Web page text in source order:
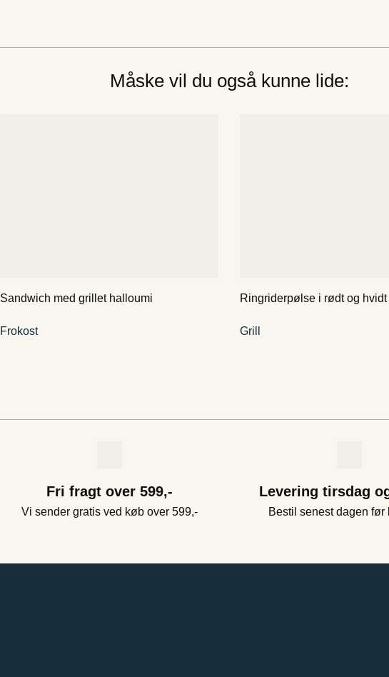
Måske vil du også kunne lide:
Sandwich med grillet halloumi
Frokost
Ringriderpølse i rødt og hvidt
Grill
Fri fragt over 599,-
Vi sender gratis ved køb over 599,-
Levering tirsdag
Bestil senest dagen før